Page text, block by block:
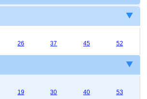
26 37 45 52
19 30 40 53